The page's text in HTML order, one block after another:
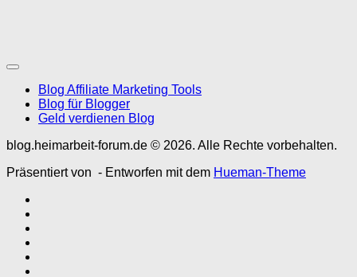
Blog Affiliate Marketing Tools
Blog für Blogger
Geld verdienen Blog
blog.heimarbeit-forum.de © 2026. Alle Rechte vorbehalten.
Präsentiert von - Entworfen mit dem Hueman-Theme